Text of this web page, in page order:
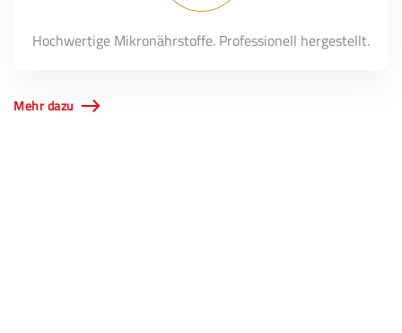
Hochwertige Mikronährstoffe. Professionell hergestellt.
Mehr dazu